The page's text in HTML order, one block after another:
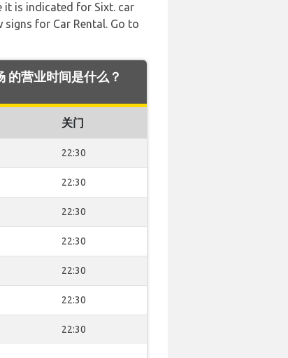
it is indicated for Sixt. car
for Car Rental. Go to
的营业时间是什么？
关门
22:30
22:30
22:30
22:30
22:30
22:30
22:30